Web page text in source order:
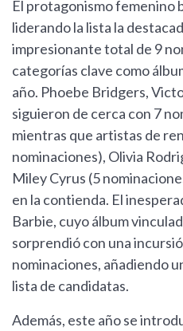
El protagonismo femenino
liderando la lista la
impresionante total de 9
categorías clave como
año. Phoebe Bridgers,
siguieron de cerca con 7
mientras que artistas de
nominaciones), Olivia
Miley Cyrus (5
en la contienda. El
Barbie, cuyo álbum
sorprendió con una
nominaciones, añadiendo
lista de candidatas.
Además, este año se